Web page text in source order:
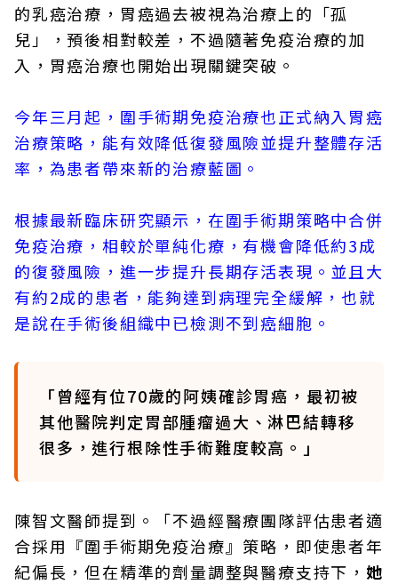
的乳癌治療，胃癌過去被視為治療上的「孤
兒」，預後相對較差，不過隨著免疫治療的加
入，胃癌治療也開始出現關鍵突破。
今年三月起，圍手術期免疫治療也正式納入胃癌
治療策略，能有效降低復發風險並提升整體存活
率，為患者帶來新的治療藍圖。
根據最新臨床研究顯示，在圍手術期策略中合併
免疫治療，相較於單純化療，有機會降低約3成
的復發風險，進一步提升長期存活表現。並且大
有約2成的患者，能夠達到病理完全緩解，也就
是說在手術後組織中已檢測不到癌細胞。
「曾經有位70歲的阿姨確診胃癌，最初被
其他醫院判定胃部腫瘤過大、淋巴結轉移
很多，進行根除性手術難度較高。」
陳智文醫師提到。「不過經醫療團隊評估患者適
合採用『圍手術期免疫治療』策略，即使患者年
紀偏長，但在精準的劑量調整與醫療支持下， 她